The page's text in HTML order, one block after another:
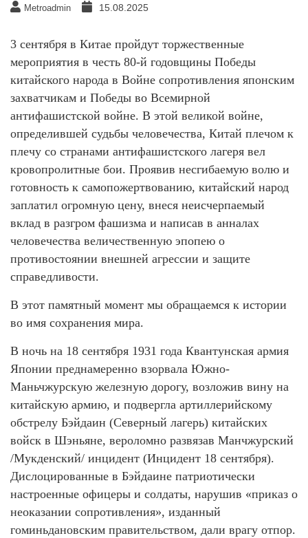
Metroadmin 15.08.2025
3 сентября в Китае пройдут торжественные
мероприятия в честь 80-й годовщины Победы
китайского народа в Войне сопротивления японским
захватчикам и Победы во Всемирной
антифашистской войне. В этой великой войне,
определившей судьбы человечества, Китай плечом к
плечу со странами антифашистского лагеря вел
кровопролитные бои. Проявив несгибаемую волю и
готовность к самопожертвованию, китайский народ
заплатил огромную цену, внеся неисчерпаемый
вклад в разгром фашизма и написав в анналах
человечества величественную эпопею о
противостоянии внешней агрессии и защите
справедливости.
В этот памятный момент мы обращаемся к истории
во имя сохранения мира.
В ночь на 18 сентября 1931 года Квантунская армия
Японии преднамеренно взорвала Южно-
Маньчжурскую железную дорогу, возложив вину на
китайскую армию, и подвергла артиллерийскому
обстрелу Бэйдаин (Северный лагерь) китайских
войск в Шэньяне, вероломно развязав Манчжурский
/Мукденский/ инцидент (Инцидент 18 сентября).
Дислоцированные в Бэйдаине патриотически
настроенные офицеры и солдаты, нарушив «приказ о
неоказании сопротивления», изданный
гоминьдановским правительством, дали врагу отпор.